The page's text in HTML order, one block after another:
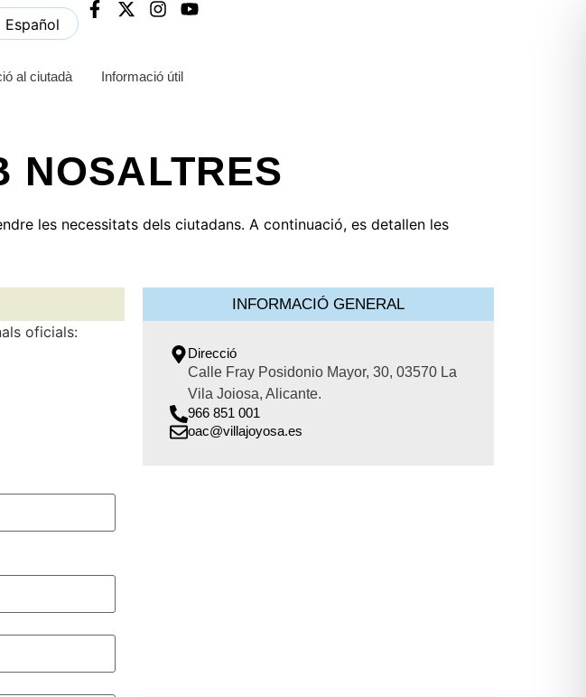
Español
al ciutadà Informació útil
NOSALTRES
les necessitats dels ciutadans. A continuació, es detallen les
oficials:
INFORMACIÓ GENERAL
Direcció
Calle Fray Posidonio Mayor, 30, 03570 La
Vila Joiosa, Alicante.
966 851 001
oac@villajoyosa.es